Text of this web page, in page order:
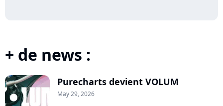
+ de news :
Purecharts devient VOLUM
May 29, 2026